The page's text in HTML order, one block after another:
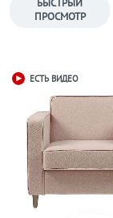
БЫСТРЫЙ
ПРОСМОТР
ЕСТЬ ВИДЕО